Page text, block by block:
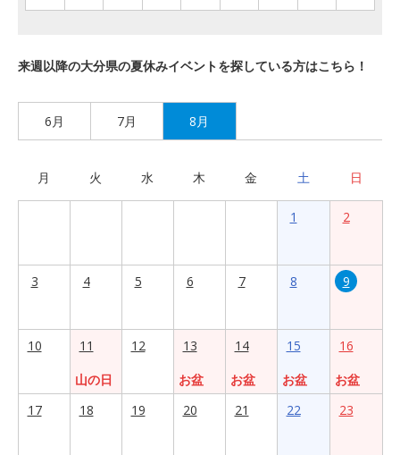
来週以降の大分県の夏休みイベントを探している方はこちら！
6月 7月 8月
月 火 水 木 金 土 日
1 2
3 4 5 6 7 8 9
10
11
山の日
12
13
お盆
14
お盆
15
お盆
16
お盆
17
18 19 20 21 22 23